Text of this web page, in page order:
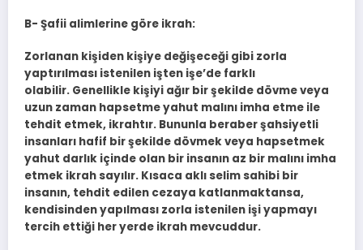
B- Şafii alimlerine göre ikrah:
Zorlanan kişiden kişiye değişeceği gibi zorla
yaptırılması istenilen işten işe’de farklı
olabilir. Genellikle kişiyi ağır bir şekilde dövme veya
uzun zaman hapsetme ya­hut malını imha etme ile
tehdit etmek, ikrahtır. Bununla beraber şahsiyetli
insanları hafif bir şekilde dövmek veya hapsetmek
yahut darlık içinde olan bir insanın az bir malını imha
etmek ikrah sayılır. Kısaca aklı selim sahibi bir
insanın, tehdit edilen cezaya katlanmaktansa,
kendisinden yapılması zorla istenilen işi yapmayı
tercih ettiği her yerde ik­rah mevcuddur.